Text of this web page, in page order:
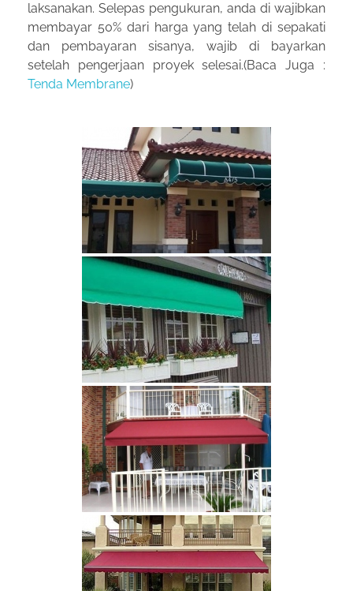
laksanakan. Selepas pengukuran, anda di wajibkan
membayar 50% dari harga yang telah di sepakati
dan pembayaran sisanya, wajib di bayarkan
setelah pengerjaan proyek selesai.(Baca Juga :
Tenda Membrane)